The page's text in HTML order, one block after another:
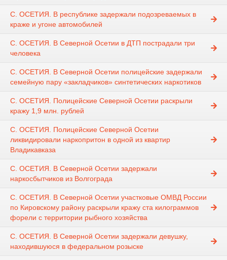
С. ОСЕТИЯ. В республике задержали подозреваемых в
краже и угоне автомобилей
С. ОСЕТИЯ. В Северной Осетии в ДТП пострадали три
человека
С. ОСЕТИЯ. В Северной Осетии полицейские задержали
семейную пару «закладчиков» синтетических наркотиков
С. ОСЕТИЯ. Полицейские Северной Осетии раскрыли
кражу 1,9 млн. рублей
С. ОСЕТИЯ. Полицейские Северной Осетии
ликвидировали наркопритон в одной из квартир
Владикавказа
С. ОСЕТИЯ. В Северной Осетии задержали
наркосбытчиков из Волгограда
С. ОСЕТИЯ. В Северной Осетии участковые ОМВД России
по Кировскому району раскрыли кражу ста килограммов
форели с территории рыбного хозяйства
С. ОСЕТИЯ. В Северной Осетии задержали девушку,
находившуюся в федеральном розыске